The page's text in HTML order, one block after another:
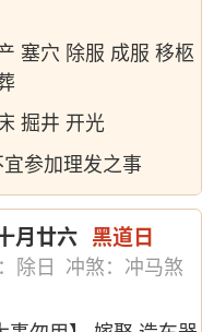
塞穴 除服 成服 移柩
掘井 开光
参加理发之事
月廿六 黑道日
除日
冲煞：冲马煞